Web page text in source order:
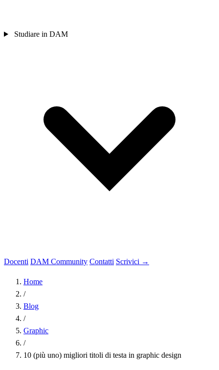
Studiare in DAM
Docenti DAM Community Contatti Scrivici →
Home
/
Blog
/
Graphic
/
10 (più uno) migliori titoli di testa in graphic design